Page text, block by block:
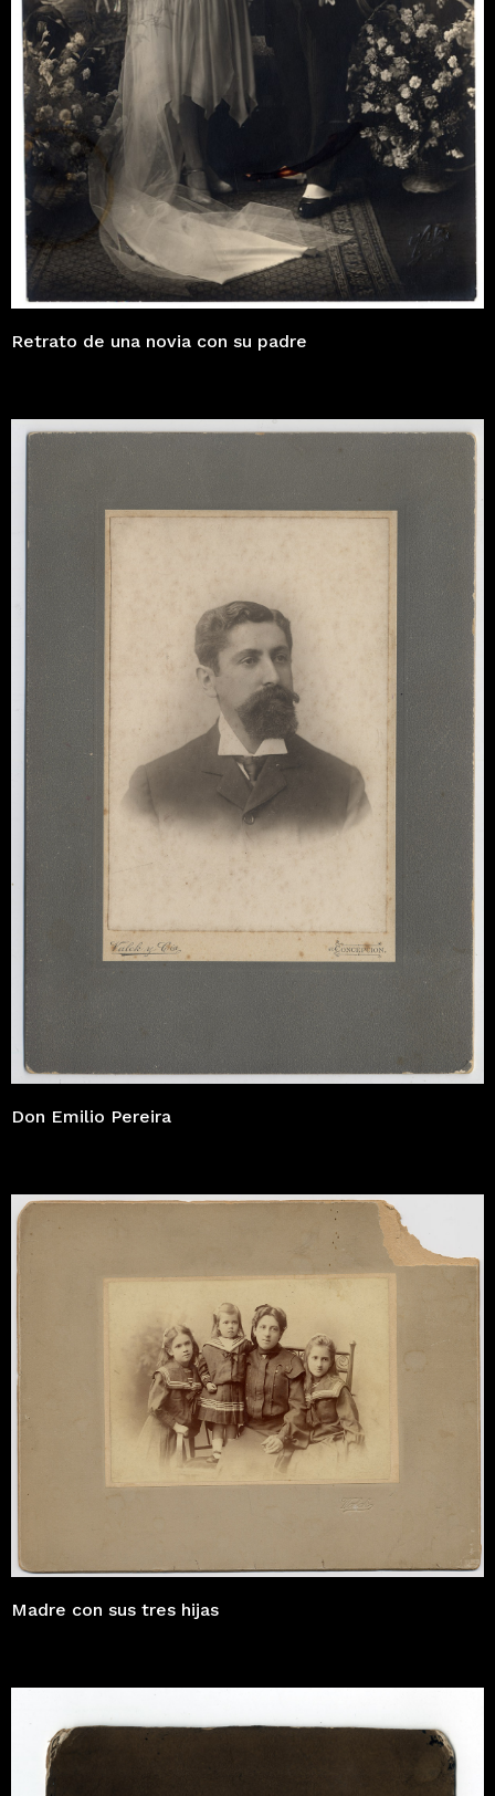
Retrato de una novia con su padre
Don Emilio Pereira
Madre con sus tres hijas